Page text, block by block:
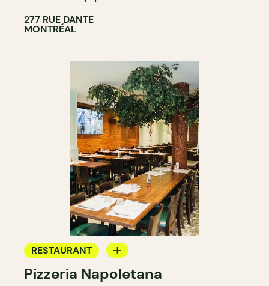
277 RUE DANTE
MONTRÉAL
RESTAURANT
APPORTEZ VOTRE VIN
Pizzeria Napoletana